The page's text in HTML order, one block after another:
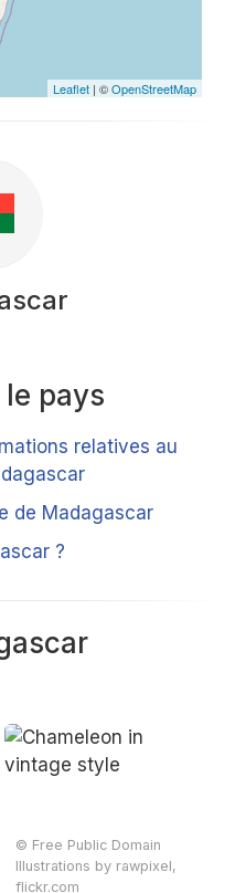
Leaflet | ©OpenStreetMap
pays
relatives au
de Madagascar
?
© Free Public Domain
Illustrations by rawpixel,
flickr.com